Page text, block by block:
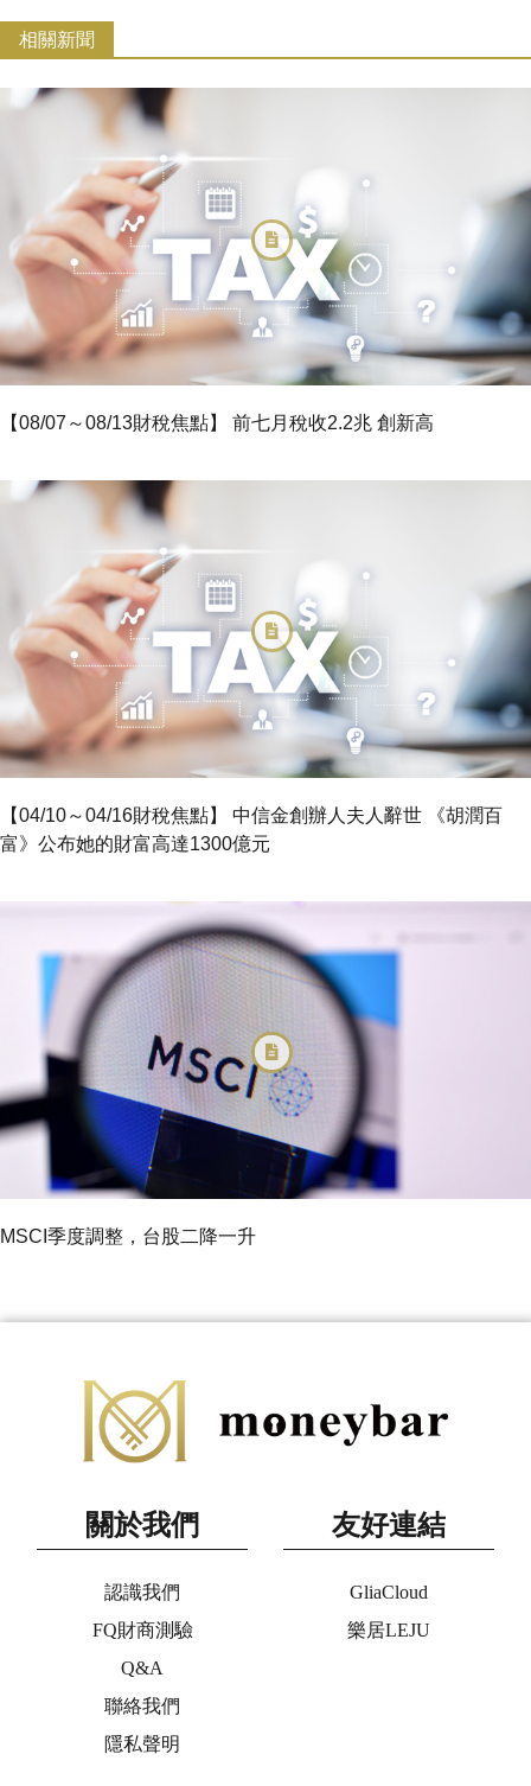
相關新聞
【08/07～08/13財稅焦點】 前七月稅收2.2兆 創新高
【04/10～04/16財稅焦點】 中信金創辦人夫人辭世 《胡潤百
富》公布她的財富高達1300億元
MSCI季度調整，台股二降一升
關於我們
認識我們
FQ財商測驗
Q&A
聯絡我們
隱私聲明
友好連結
GliaCloud
樂居LEJU